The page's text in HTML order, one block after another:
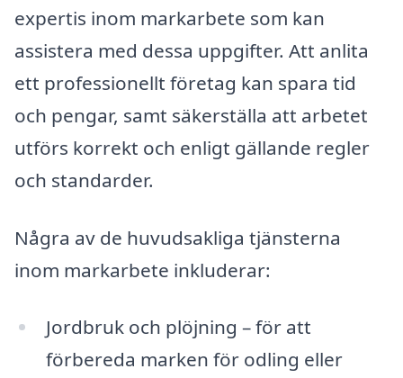
expertis inom markarbete som kan
assistera med dessa uppgifter. Att anlita
ett professionellt företag kan spara tid
och pengar, samt säkerställa att arbetet
utförs korrekt och enligt gällande regler
och standarder.
Några av de huvudsakliga tjänsterna
inom markarbete inkluderar:
Jordbruk och plöjning – för att
förbereda marken för odling eller